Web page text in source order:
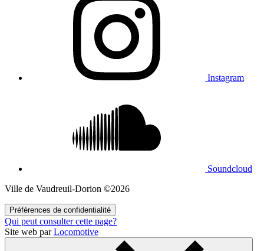
Instagram
Soundcloud
Ville de Vaudreuil‑Dorion ©2026
Préférences de confidentialité
Qui peut consulter cette page?
Site web parLocomotive